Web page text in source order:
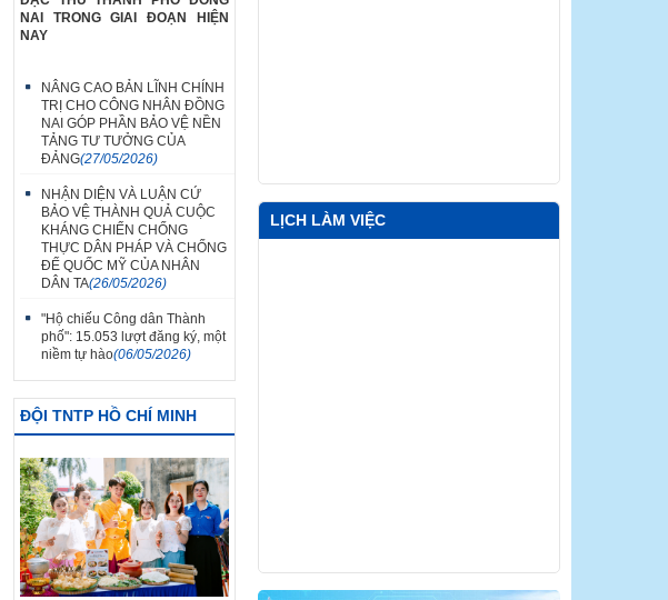
NAI TRONG GIAI ĐOẠN HIỆN
NAY
NÂNG CAO BẢN LĨNH CHÍNH
TRỊ CHO CÔNG NHÂN ĐỒNG
NAI GÓP PHẦN BẢO VỆ NỀN
TẢNG TƯ TƯỞNG CỦA
ĐẢNG(27/05/2026)
NHẬN DIỆN VÀ LUẬN CỨ
BẢO VỆ THÀNH QUẢ CUỘC
KHÁNG CHIẾN CHỐNG
THỰC DÂN PHÁP VÀ CHỐNG
ĐẾ QUỐC MỸ CỦA NHÂN
DÂN TA(26/05/2026)
"Hộ chiếu Công dân Thành
phố": 15.053 lượt đăng ký, một
niềm tự hào(06/05/2026)
ĐỘI TNTP HỒ CHÍ MINH
LỊCH LÀM VIỆC